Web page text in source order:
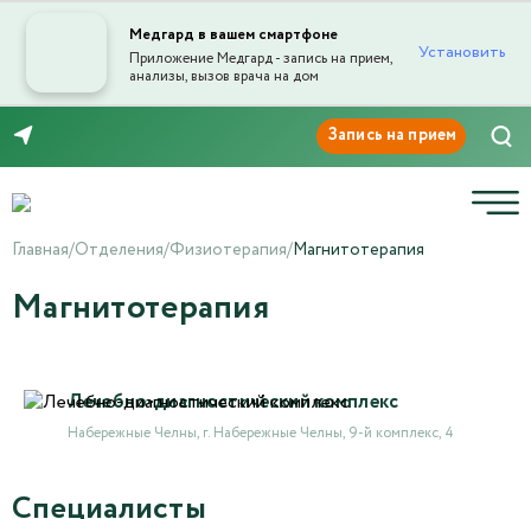
Медгард в вашем смартфоне
Приложение Медгард - запись на прием,
анализы, вызов врача на дом
Установить
Главная/Отделения/Физиотерапия/Магнитотерапия
Магнитотерапия
Лечебно-диагностический комплекс
Набережные Челны, г. Набережные Челны, 9-й комплекс, 4
Специалисты